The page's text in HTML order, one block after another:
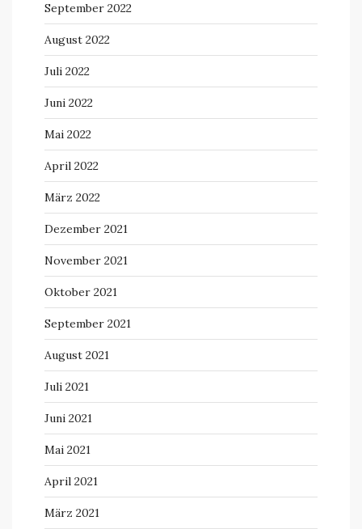
September 2022
August 2022
Juli 2022
Juni 2022
Mai 2022
April 2022
März 2022
Dezember 2021
November 2021
Oktober 2021
September 2021
August 2021
Juli 2021
Juni 2021
Mai 2021
April 2021
März 2021